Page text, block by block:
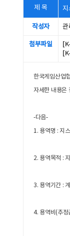
제 목 지
작성자 관
첨부파일
한국게임산업
자세한 내용은
-다음-
1. 용역명 : 지
2. 용역목적 :
3. 용역기간 :
4. 용역비(추